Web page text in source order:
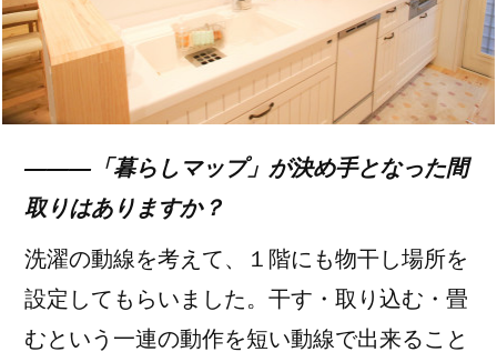
―――「暮らしマップ」が決め手となった間
取りはありますか？
洗濯の動線を考えて、１階にも物干し場所を
設定してもらいました。干す・取り込む・畳
むという一連の動作を短い動線で出来ること